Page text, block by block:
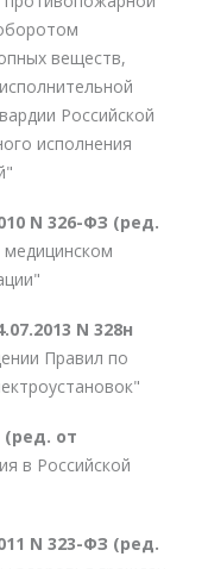
веществ,
Российской
исполнения
N 326-ФЗ (ред.
N 328н
Правил по
(ред. от
в Российской
N 323-ФЗ (ред.